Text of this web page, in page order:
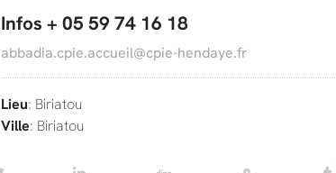
Infos + 05 59 74 16 18
abbadia.cpie.accueil@cpie-hendaye.fr
Lieu: Biriatou
Ville: Biriatou